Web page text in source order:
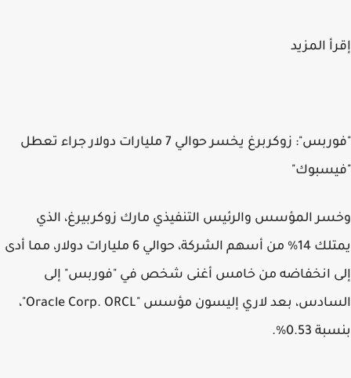
إقرأ المزيد
"فوربس": زوكربرغ يخسر حوالي 7 مليارات دولار جراء تعطل
"فيسبوك"
وخسر المؤسس والرئيس التنفيذي مارك زوكربيرغ، الذي
يمتلك 14% من أسهم الشركة، حوالي 6 مليارات دولار، مما أدى
إلى انخفاضه من خامس أغنى شخص في "فوربس" إلى
السادس، بعد لاري إليسون مؤسس "Oracle Corp. ORCL"،
بنسبة 0.53%.